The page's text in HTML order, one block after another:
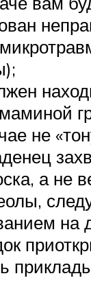
не
а не
на